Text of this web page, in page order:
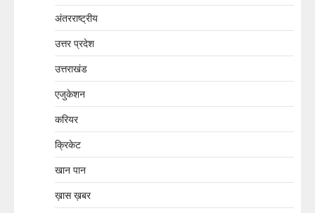
अंतरराष्ट्रीय
उत्तर प्रदेश
उत्तराखंड
एजुकेशन
करियर
क्रिकेट
खान पान
ख़ास ख़बर